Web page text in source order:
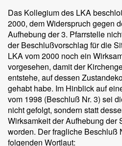
Das Kollegium des LKA
2000, dem Widerspruch gegen
Aufhebung der 3. Pfarrstelle
der Beschlußvorschlag für die
LKA vom 2000 noch ein
vorgesehen, damit der
entstehe, auf dessen
gehabt habe. Im Hinblick auf
vom 1998 (Beschluß Nr. 3) sei
nicht gefolgt, sondern statt
Wirksamkeit der Aufhebung der
worden. Der fragliche Beschluß
folgenden Wortlaut: